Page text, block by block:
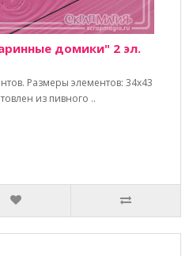
домики" 2 эл.
Размеры элементов: 34х43
из пивного ..